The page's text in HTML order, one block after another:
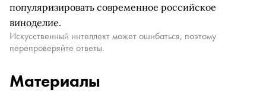
популяризировать современное российское
виноделие.
Искусственный интеллект может ошибаться, поэтому
перепроверяйте ответы.
Материалы